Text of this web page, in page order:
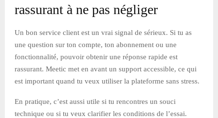
rassurant à ne pas négliger
Un bon service client est un vrai signal de sérieux. Si tu as
une question sur ton compte, ton abonnement ou une
fonctionnalité, pouvoir obtenir une réponse rapide est
rassurant. Meetic met en avant un support accessible, ce qui
est important quand tu veux utiliser la plateforme sans stress.
En pratique, c’est aussi utile si tu rencontres un souci
technique ou si tu veux clarifier les conditions de l’essai.